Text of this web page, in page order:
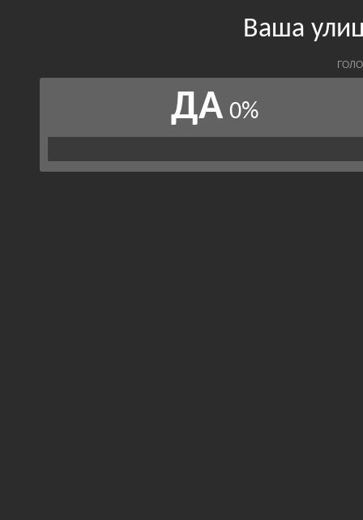
Ваша
ДА 0%